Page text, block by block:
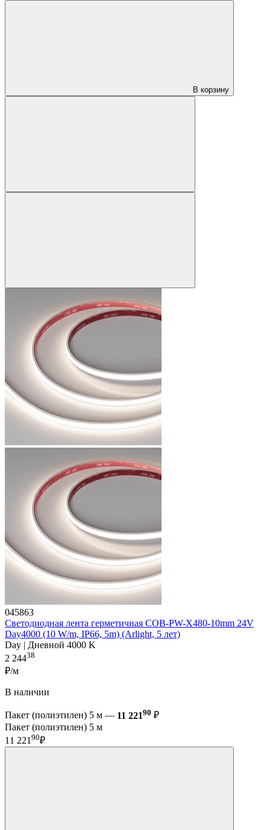
В корзину
045863
Светодиодная лента герметичная COB-PW-X480-10mm 24V
Day4000 (10 W/m, IP66, 5m) (Arlight, 5 лет)
Day | Дневной 4000 K
2 24438
₽/м
В наличии
Пакет (полиэтилен) 5 м — 11 22190 ₽
Пакет (полиэтилен) 5 м
11 221 90₽